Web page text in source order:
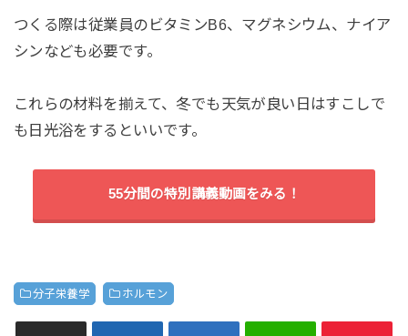
つくる際は従業員のビタミンB6、マグネシウム、ナイア
シンなども必要です。
これらの材料を揃えて、冬でも天気が良い日はすこしで
も日光浴をするといいです。
55分間の特別講義動画をみる！
分子栄養学 ホルモン